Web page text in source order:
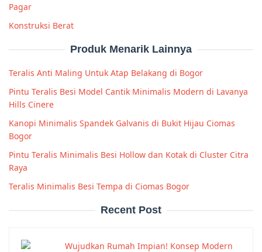
Pagar
Konstruksi Berat
Produk Menarik Lainnya
Teralis Anti Maling Untuk Atap Belakang di Bogor
Pintu Teralis Besi Model Cantik Minimalis Modern di Lavanya
Hills Cinere
Kanopi Minimalis Spandek Galvanis di Bukit Hijau Ciomas
Bogor
Pintu Teralis Minimalis Besi Hollow dan Kotak di Cluster Citra
Raya
Teralis Minimalis Besi Tempa di Ciomas Bogor
Recent Post
Wujudkan Rumah Impian! Konsep Modern